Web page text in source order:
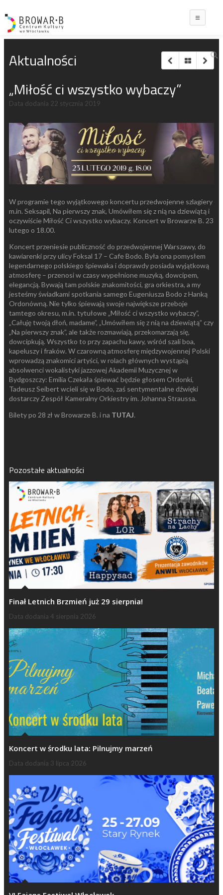
Aktualności
„Miłość ci wszystko wybaczy”
Data dodania 22 stycznia 2019
W programie tego wyjątkowego koncertu przedwojenne szlagiery
m.in. Seksapil, Na pierwszy znak, Umówiłem się z nią na dziewiątą i
oczywiście Miłość Ci wszystko wybaczy. Koncert w Browarze B. 23
lutego o 18.00.
Koncert przeniesie publiczność do przedwojennej Warszawy, do
kawiarenki przy ulicy Foksal 17 – Cafe Bodo. Była ona pomysłem
legendarnego polskiego śpiewaka i doprawdy posiada wyjątkową
atmosferę – przenosi w czasy wypełnione muzyką, dowcipem,
elegancją. Bywają tam polskie znakomitości, gra orkiestra, a my
jesteśmy świadkami spotkania samego Eugeniusza Bodo z Hanką
Ordonówną. Nie tylko śpiewają swoje największe przeboje
tamtego okresu, m.in. tytułowe „Miłość ci wszystko wybaczy”,
„Całuję twoją dłoń, madame”, „Umówiłem się z nią na dziewiątą” czy
„Na pierwszy znak”, ale także rozmawiają, przekomarzają się,
dowcipkują. Wszystko to przy zapachu kawy, wśród szali boa,
kapeluszy i fraków. W czarowną atmosferę międzywojennej Polski
wprowadzą znakomici artyści, w rolach głównych wystąpią
absolwenci wokalistyki jazzowej Akademii Muzycznej w
Bydgoszczy: Emilia Czekała śpiewać będzie głosem Ordonki,
Tadeusz Seibert wcieli się w Bodo, zaś sentymentalne dźwięki
dostarczy Zespół Kameralny Orkiestry im. Johanna Straussa.
Bilety po 28 zł w Browarze B. i na TUTAJ.
Pozostałe aktualności
Finał Letnich Brzmień już 29 sierpnia!
Data dodania 4 sierpnia 2026
Koncert w środku lata: Pilnujmy marzeń
Data dodania 3 lipca 2026